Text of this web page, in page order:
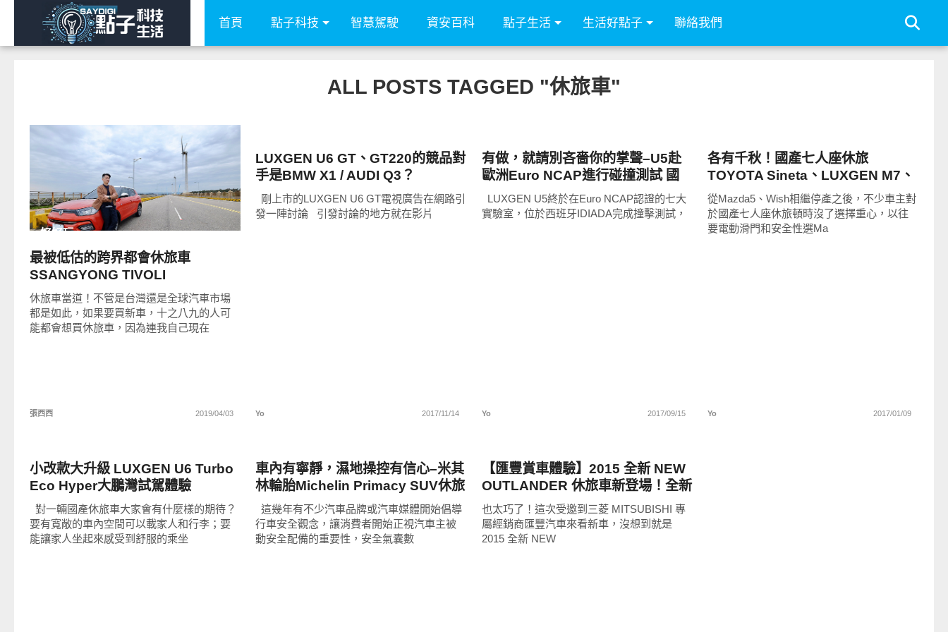
首頁 點子科技 智慧駕駛 資安百科 點子生活 生活好點子 聯絡我們
ALL POSTS TAGGED "休旅車"
READ
MORE
好好玩
最被低估的跨界都會休旅車
SSANGYONG TIVOLI
休旅車當道！不管是台灣還是全球汽車市場
都是如此，如果要買新車，十之八九的人可
能都會想買休旅車，因為連我自己現在
張西西 2019/04/03
LUXGEN U6 GT、GT220的競品對
手是BMW X1 / AUDI Q3？
剛上市的LUXGEN U6 GT電視廣告在網路引
發一陣討論 引發討論的地方就在影片
Yo 2017/11/14
有做，就請別吝嗇你的掌聲–U5赴
歐洲Euro NCAP進行碰撞測試 國
產車唯一主動揭露法規碰撞測試成
果!
LUXGEN U5終於在Euro NCAP認證的七大
實驗室，位於西班牙IDIADA完成撞擊測試，
Yo 2017/09/15
各有千秋！國產七人座休旅
TOYOTA Sineta、LUXGEN M7、
KIA Carens不能只看價格做選擇
從Mazda5、Wish相繼停產之後，不少車主對
於國產七人座休旅頓時沒了選擇重心，以往
要電動滑門和安全性選Ma
Yo 2017/01/09
小改款大升級 LUXGEN U6 Turbo
Eco Hyper大鵬灣試駕體驗
對一輛國產休旅車大家會有什麼樣的期待？
要有寬敞的車內空間可以載家人和行李；要
能讓家人坐起來感受到舒服的乘坐
車內有寧靜，濕地操控有信心–米其
林輪胎Michelin Primacy SUV休旅
車胎體驗心得
這幾年有不少汽車品牌或汽車媒體開始倡導
行車安全觀念，讓消費者開始正視汽車主被
動安全配備的重要性，安全氣囊數
【匯豐賞車體驗】2015 全新 NEW
OUTLANDER 休旅車新登場！全新
改款 SUV 跟你看風景
也太巧了！這次受邀到三菱 MITSUBISHI 專
屬經銷商匯豐汽車來看新車，沒想到就是
2015 全新 NEW